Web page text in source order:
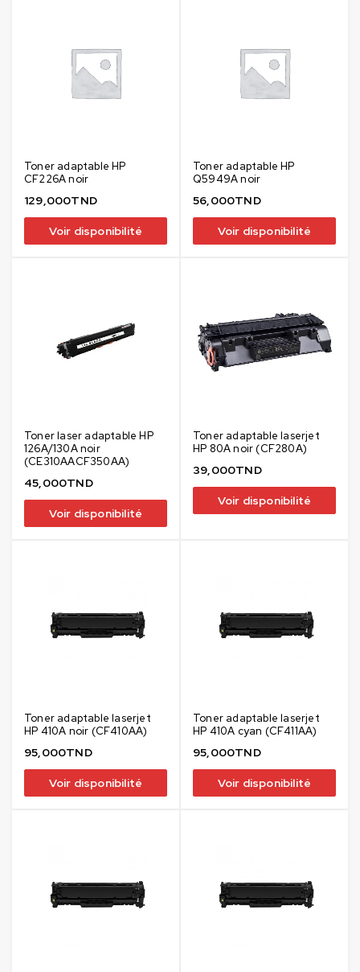
Toner adaptable HP
CF226A noir
129,000TND
Voir disponibilité
Toner adaptable HP
Q5949A noir
56,000TND
Voir disponibilité
Toner laser adaptable HP
126A/130A noir
(CE310AACF350AA)
45,000TND
Voir disponibilité
Toner adaptable laserjet
HP 80A noir (CF280A)
39,000TND
Voir disponibilité
Toner adaptable laserjet
HP 410A noir (CF410AA)
95,000TND
Voir disponibilité
Toner adaptable laserjet
HP 410A cyan (CF411AA)
95,000TND
Voir disponibilité